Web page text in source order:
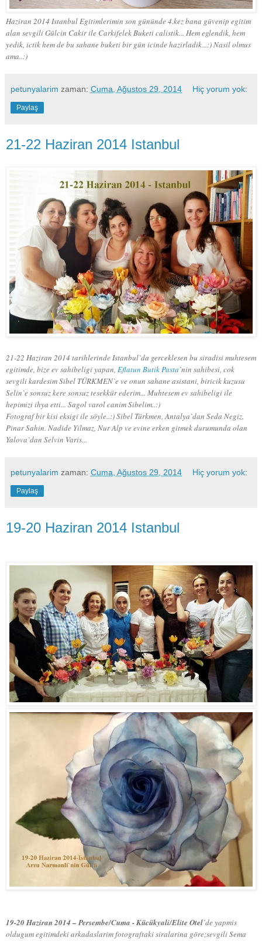
Haziran 2014 Istanbul Egitimlerimin son gününde 4.kez bana güvenip egitim
alan sevgili Gülcin Cakir ile Carkifelek Buketi calistik... Hem eglendik, hem
yedik, ictik hem de bu sahane buketi bir gün icinde hazirladik...:) Nasil olmus
ama..:)
petunyalarim zaman: Cuma, Ağustos 29, 2014 Hiç yorum yok:
Paylaş
21-22 Haziran 2014 Istanbul
21-22 Haziran 2014 tarihlerinde Istanbul`da gerceklesen bu siradisi muhtesem
egitimde, bize ev sahibeligi yapan, Eflatun Butik Pasta`nin sahibesi, cok
sevgili kardesim Sibel TÜRKMEN`e ve onun sahane asistani, biricik kuzusu
Selin`e sonsuz kere sonsuz tesekkür ederim... Muhtesem ev sahibeligi ile
hepimizi ihya etti... Sagol varol canim Sibelim..:)
Fotograf bir kisi eksigi ile söyle..:) Sibel Türkmen, Antalya`dan Seda Negiz,
Pinar Sahin. Nadide Yilmaz, Nur Alp ve evine erken gitmek durumunda olan
Yalova`dan Selvin Varis...
petunyalarim zaman: Cuma, Ağustos 29, 2014 Hiç yorum yok:
Paylaş
19-20 Haziran 2014 Istanbul
19-20 Haziran 2014 – Persembe/Cuma - Kücükyali/Elite Otel`de yapmis
oldugum egitimdeki arkadaslarim fotograftaki siralarina göre;sevgili Sema